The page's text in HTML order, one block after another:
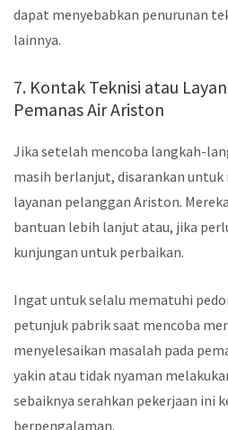
dapat menyebabkan penurunan
lainnya.
7. Kontak Teknisi atau
Pemanas Air Ariston
Jika setelah mencoba langkah-
masih berlanjut, disarankan
layanan pelanggan Ariston.
bantuan lebih lanjut atau, jika
kunjungan untuk perbaikan.
Ingat untuk selalu mematuhi
petunjuk pabrik saat mencoba
menyelesaikan masalah pada
yakin atau tidak nyaman
sebaiknya serahkan pekerjaan ini
berpengalaman.